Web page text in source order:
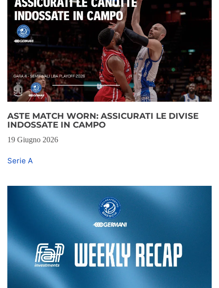
ASTE MATCH WORN: ASSICURATI LE DIVISE
INDOSSATE IN CAMPO
19 Giugno 2026
Serie A